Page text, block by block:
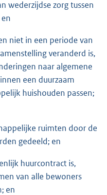
wederzijdse zorg tussen
niet in een periode van
veranderd is,
naar algemene
een duurzaam
huishouden passen;
ruimten door de
gedeeld; en
huurcontract is,
van alle bewoners
en